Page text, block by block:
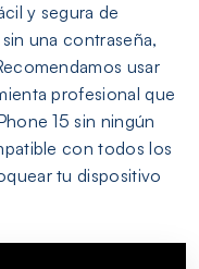
y segura de
una contraseña,
usar
profesional que
15 sin ningún
con todos los
tu dispositivo